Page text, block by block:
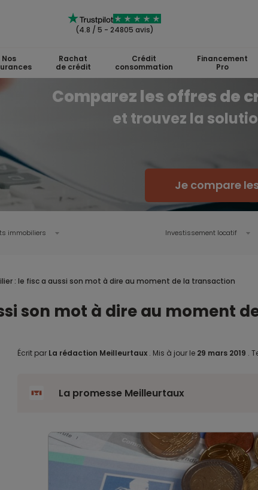
(4.8 / 5 - 24805 avis)
Nos
Rachat
de crédit
Crédit
consommation
Financement
Pro
Comparez les offres de
et trouvez la
Je compare
immobiliers
Investissement locatif
: le fisc a aussi son mot à dire au moment de la transaction
son mot à dire au moment
Écrit par La rédaction Meilleurtaux . Mis à jour le 29 mars 2019 .
La promesse Meilleurtaux